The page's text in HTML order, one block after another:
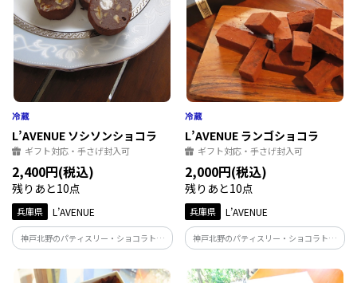
L’AVENUE ソシソンショコラ
ギフト対応・手さげ封入可
2,400円(税込)
残りあと10点
兵庫県 L’AVENUE
神戸北野のパティスリー・ショコラトリ
ー「L'AVENUE」のチョコレート
『SAUCISSON CHOCOLAT』 香ばしくロ
L’AVENUE ランゴショコラ
ギフト対応・手さげ封入可
2,000円(税込)
残りあと10点
兵庫県 L’AVENUE
神戸北野のパティスリー・ショコラトリ
ー「L'AVENUE」の生チョコレート
『LINGOT CHOCOLAT』 なめらかな口ど